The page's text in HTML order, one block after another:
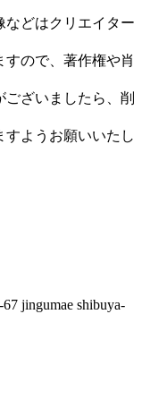
などはクリエイター
ので、著作権や肖
ざいましたら、削
すようお願いいたし
jingumae shibuya-